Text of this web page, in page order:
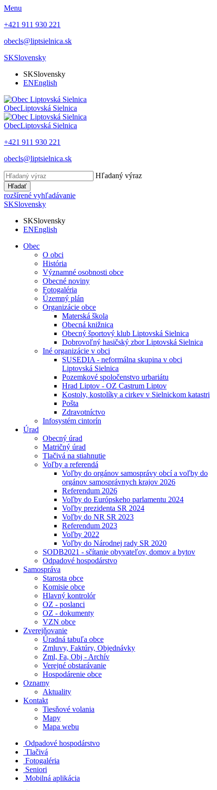
Menu
+421 911 930 221
obecls@liptsielnica.sk
SKSlovensky
SKSlovensky
ENEnglish
ObecLiptovská Sielnica
ObecLiptovská Sielnica
+421 911 930 221
obecls@liptsielnica.sk
Hľadaný výraz
Hľadať
rozšírené vyhľadávanie
SKSlovensky
SKSlovensky
ENEnglish
Obec
O obci
História
Významné osobnosti obce
Obecné noviny
Fotogaléria
Územný plán
Organizácie obce
Materská škola
Obecná knižnica
Obecný športový klub Liptovská Sielnica
Dobrovoľný hasičský zbor Liptovská Sielnica
Iné organizácie v obci
SUSEDIA - neformálna skupina v obci
Liptovská Sielnica
Pozemkové spoločenstvo urbariátu
Hrad Liptov - OZ Castrum Liptov
Kostoly, kostolíky a cirkev v Sielnickom katastri
Pošta
Zdravotníctvo
Infosystém cintorín
Úrad
Obecný úrad
Matričný úrad
Tlačivá na stiahnutie
Voľby a referendá
Voľby do orgánov samosprávy obcí a voľby do
orgánov samosprávnych krajov 2026
Referendum 2026
Voľby do Európskeho parlamentu 2024
Voľby prezidenta SR 2024
Voľby do NR SR 2023
Referendum 2023
Voľby 2022
Voľby do Národnej rady SR 2020
SODB2021 - sčítanie obyvateľov, domov a bytov
Odpadové hospodárstvo
Samospráva
Starosta obce
Komisie obce
Hlavný kontrolór
OZ - poslanci
OZ - dokumenty
VZN obce
Zverejňovanie
Úradná tabuľa obce
Zmluvy, Faktúry, Objednávky
Zml, Fa, Obj - Archív
Verejné obstarávanie
Hospodárenie obce
Oznamy
Aktuality
Kontakt
Tiesňové volania
Mapy
Mapa webu
Odpadové hospodárstvo
Tlačivá
Fotogaléria
Seniori
Mobilná aplikácia